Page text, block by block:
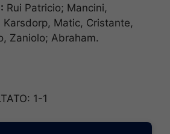
Rui Patricio; Mancini,
Karsdorp, Matic, Cristante,
Zaniolo; Abraham.
1-1